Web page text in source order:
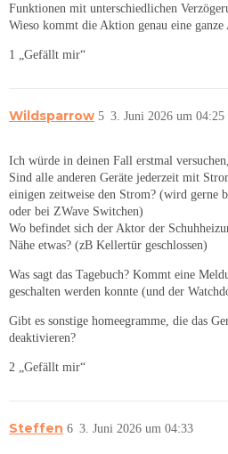
Funktionen mit unterschiedlichen
Wieso kommt die Aktion genau eine ganze
1 „Gefällt mir“
Wildsparrow 3. Juni 2026 um 04:25
5
Ich würde in deinen Fall erstmal
Sind alle anderen Geräte jederzeit mit
einigen zeitweise den Strom? (wird gerne
oder bei ZWave Switchen)
Wo befindet sich der Aktor der
Nähe etwas? (zB Kellertür geschlossen)
Was sagt das Tagebuch? Kommt eine
geschalten werden konnte (und der
Gibt es sonstige homeegramme, die das
deaktivieren?
2 „Gefällt mir“
Steffen 3. Juni 2026 um 04:33
6